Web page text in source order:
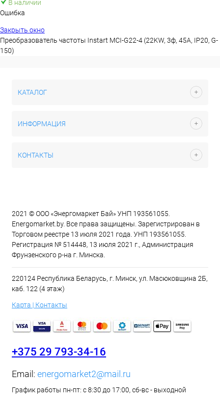
В наличии
Ошибка
Закрыть окно
Преобразователь частоты Instart MCI-G22-4 (22KW, 3ф, 45A, IP20, G-
150)
КАТАЛОГ
ИНФОРМАЦИЯ
КОНТАКТЫ
2021 © ООО «Энергомаркет Бай» УНП 193561055.
Energomarket.by. Все права защищены. Зарегистрирован в
Торговом реестре 13 июля 2021 года. УНП 193561055.
Регистрация № 514448, 13 июля 2021 г., Администрация
Фрунзенского р-на г. Минска.
220124 Республика Беларусь, г. Минск, ул. Масюковщина 2Б,
каб. 122 (4 этаж)
Карта | Контакты
+375 29 793-34-16
Email: energomarket2@mail.ru
График работы пн-пт: с 8:30 до 17:00, сб-вс - выходной